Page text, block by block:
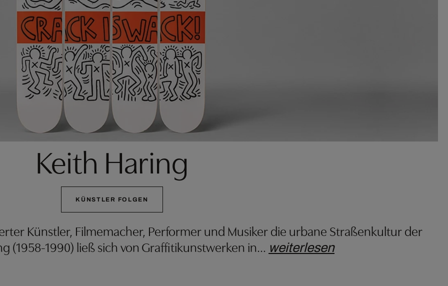
Keith Haring
KÜNSTLER FOLGEN
Künstler, Filmemacher, Performer und Musiker die urbane Straßenkultur der
(1958-1990) ließ sich von Graffitikunstwerken in… weiterlesen